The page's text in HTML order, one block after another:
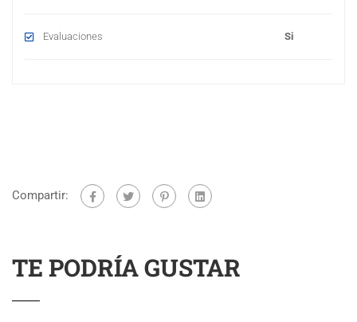
Evaluaciones Si
Compartir:
TE PODRÍA GUSTAR